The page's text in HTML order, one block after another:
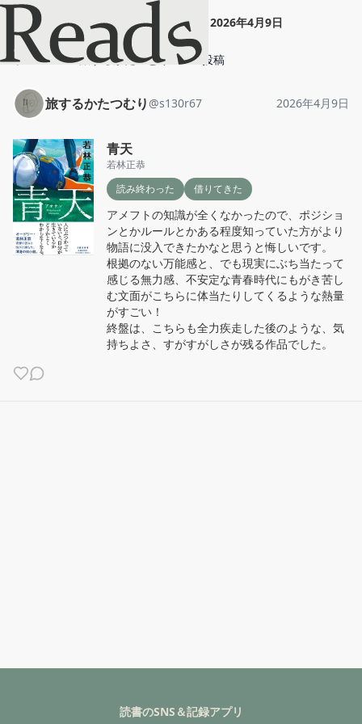
旅するかたつむり "青天 2026年4月9日
ホーム 旅するかたつむり 投稿
旅するかたつむり @s130r67 2026年4月9日
青天
若林正恭
読み終わった
借りてきた
アメフトの知識が全くなかったので、ポジショ
ンとかルールとかある程度知っていた方がより
物語に没入できたかなと思うと悔しいです。
根拠のない万能感と、でも現実にぶち当たって
感じる無力感、不安定な青春時代にもがき苦し
む文面がこちらに体当たりしてくるような熱量
がすごい！
終盤は、こちらも全力疾走した後のような、気
持ちよさ、すがすがしさが残る作品でした。
読書のSNS＆記録アプリ